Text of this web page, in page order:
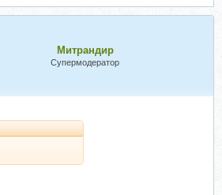
Митрандир
Супермодератор